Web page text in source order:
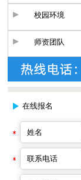
校园环境
师资团队
在线报名
姓名
联系电话